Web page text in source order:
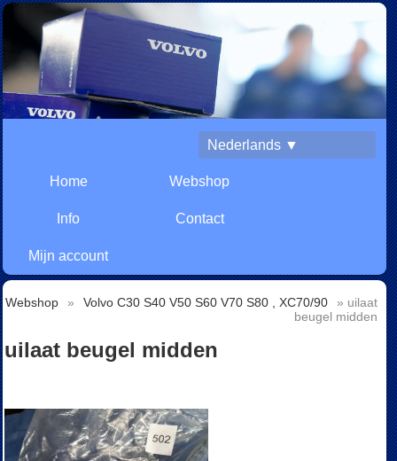
Nederlands ▼
Home Webshop
Info Contact
Mijn account
Webshop » Volvo C30 S40 V50 S60 V70 S80 , XC70/90
» uilaat
beugel midden
uilaat beugel midden